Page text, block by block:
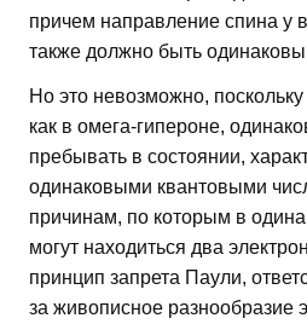
причем направление спина у
также должно быть
Но это невозможно,
как в омега-гипероне,
пребывать в состоянии,
одинаковыми квантовыми
причинам, по которым в
могут находиться два
принцип запрета Паули,
за живописное разнообразие